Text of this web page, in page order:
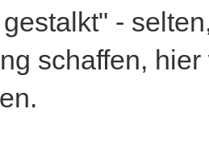
-
schaffen,